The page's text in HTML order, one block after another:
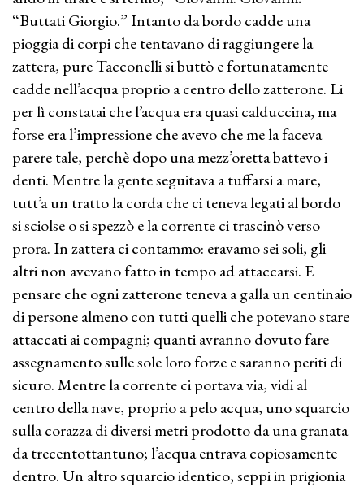
“Buttati Giorgio.” Intanto da bordo cadde una
pioggia di corpi che tentavano di raggiungere la
zattera, pure Tacconelli si buttò e fortunatamente
cadde nell’acqua proprio a centro dello zatterone. Li
per lì constatai che l’acqua era quasi calduccina, ma
forse era l’impressione che avevo che me la faceva
parere tale, perchè dopo una mezz’oretta battevo i
denti. Mentre la gente seguitava a tuffarsi a mare,
tutt’a un tratto la corda che ci teneva legati al bordo
si sciolse o si spezzò e la corrente ci trascinò verso
prora. In zattera ci contammo: eravamo sei soli, gli
altri non avevano fatto in tempo ad attaccarsi. E
pensare che ogni zatterone teneva a galla un centinaio
di persone almeno con tutti quelli che potevano stare
attaccati ai compagni; quanti avranno dovuto fare
assegnamento sulle sole loro forze e saranno periti di
sicuro. Mentre la corrente ci portava via, vidi al
centro della nave, proprio a pelo acqua, uno squarcio
sulla corazza di diversi metri prodotto da una granata
da trecentottantuno; l’acqua entrava copiosamente
dentro. Un altro squarcio identico, seppi in prigionia